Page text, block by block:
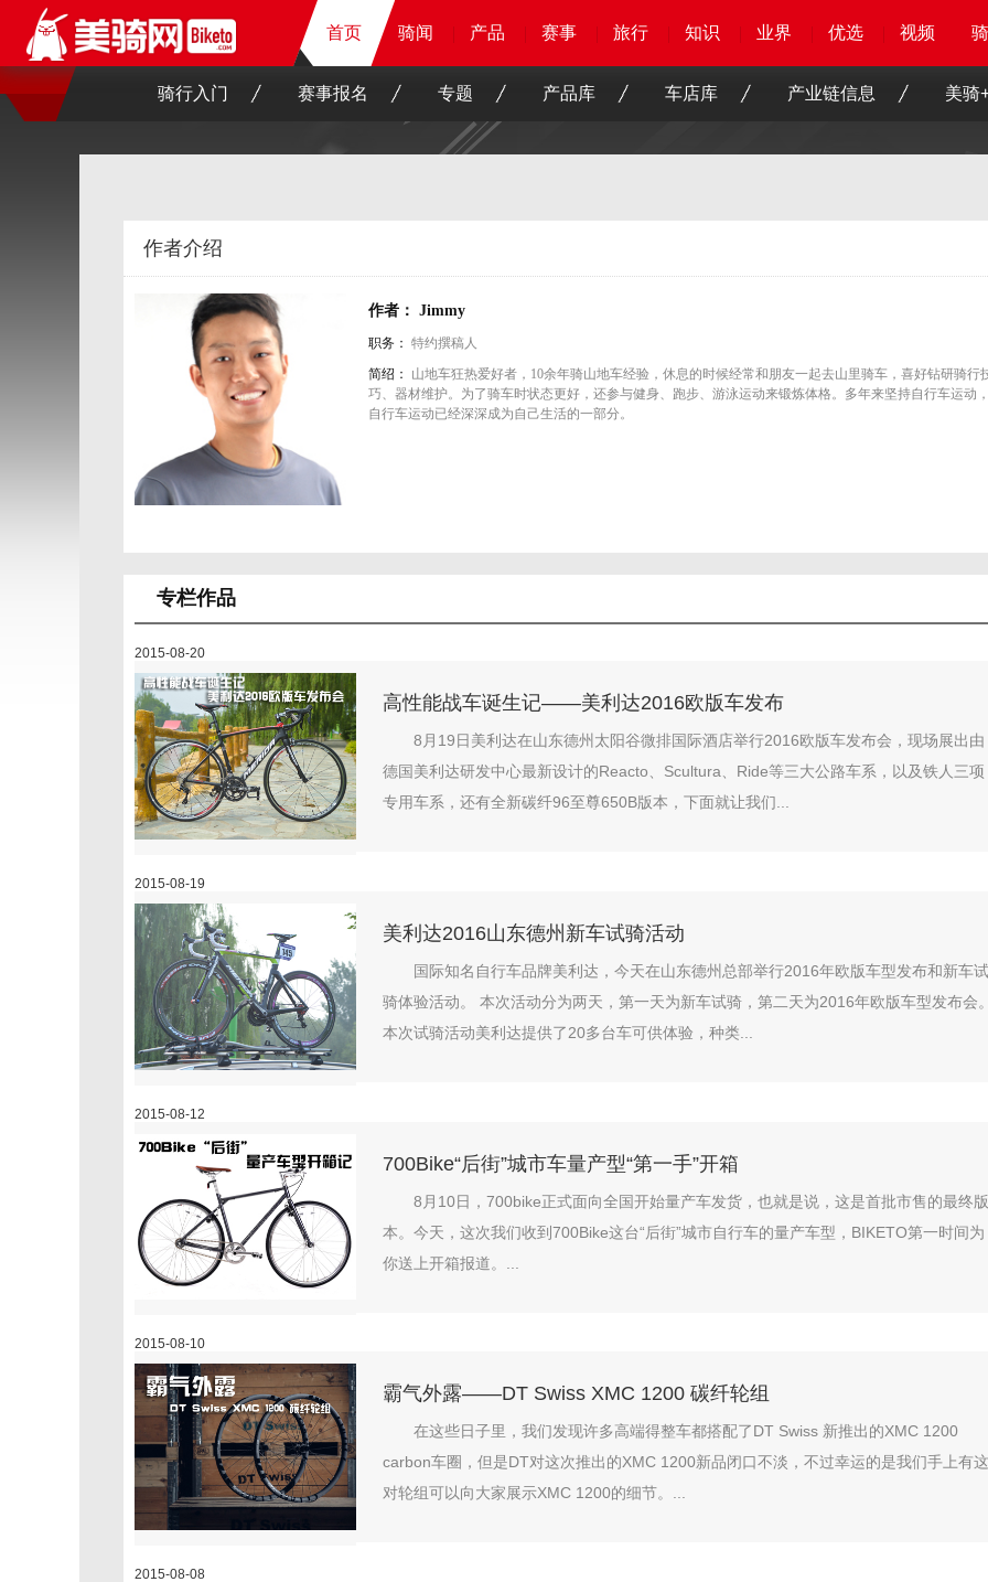
骑闻 产品 赛事 旅行 知识 业界 优选 骑客
首页 骑闻 产品 赛事 旅行 知识 业界 优选 骑客
首页 骑闻 产品 赛事 旅行 知识 业界 优选 视频
首页 骑闻 产品 赛事 旅行 知识 业界 优选 视频
骑行入门 赛事报名 专题 产品库 车店库 产业链信息 美骑
作者介绍
作者： Jimmy
职务： 特约撰稿人
简绍：
山地车狂热爱好者，10余年骑山地车经验，休息的时候经常和朋友一起去山里骑车，喜好钻研骑行
巧、器材维护。为了骑车时状态更好，还参与健身、跑步、游泳运动来锻炼体格。多年来坚持自行车运动
自行车运动已经深深成为自己生活的一部分。
专栏作品
2015-08-20
高性能战车诞生记——美利达2016欧版车发布
8月19日美利达在山东德州太阳谷微排国际酒店举行2016欧版车发布会，现场展出由
德国美利达研发中心最新设计的Reacto、Scultura、Ride等三大公路车系，以及铁人三项
专用车系，还有全新碳纤96至尊650B版本，下面就让我们...
2015-08-19
美利达2016山东德州新车试骑活动
国际知名自行车品牌美利达，今天在山东德州总部举行2016年欧版车型发布和新车试
骑体验活动。 本次活动分为两天，第一天为新车试骑，第二天为2016年欧版车型发布会
本次试骑活动美利达提供了20多台车可供体验，种类...
2015-08-12
700Bike“后街”城市车量产型“第一手”开箱
8月10日，700bike正式面向全国开始量产车发货，也就是说，这是首批市售的最终版
本。今天，这次我们收到700Bike这台“后街”城市自行车的量产车型，BIKETO第一时间为
你送上开箱报道。...
2015-08-10
霸气外露——DT Swiss XMC 1200 碳纤轮组
在这些日子里，我们发现许多高端得整车都搭配了DT Swiss 新推出的XMC 1200
carbon车圈，但是DT对这次推出的XMC 1200新品闭口不淡，不过幸运的是我们手上有这
对轮组可以向大家展示XMC 1200的细节。...
2015-08-08